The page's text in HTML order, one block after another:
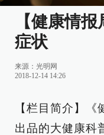
【健康情
症状
来源：光明网
2018-12-14 14:26
【栏目简介】
出品的大健康科